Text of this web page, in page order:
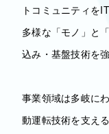
トコミュニティを
多様な「モノ」と
込み・基盤技術を
事業領域は多岐に
動運転技術を支え